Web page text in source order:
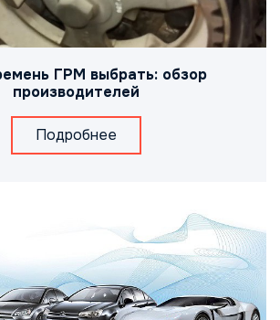
ГРМ выбрать: обзор
производителей
Подробнее